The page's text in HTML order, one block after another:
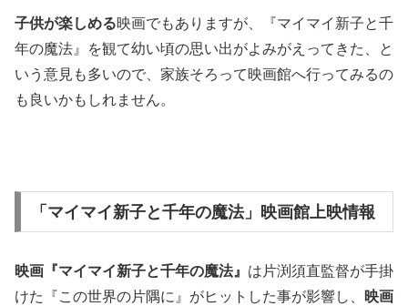
子供が楽しめる映画でもありますが、『マイマイ新子と千
年の魔法』を観て幼い頃の思い出がよみがえってきた、と
いう意見も多いので、家族そろって映画館へ行ってみるの
も良いかもしれません。
「マイマイ新子と千年の魔法」映画館上映情報
映画『マイマイ新子と千年の魔法』 は片渕須直監督が手掛
けた『この世界の片隅に』がヒットした事が影響し、 映画